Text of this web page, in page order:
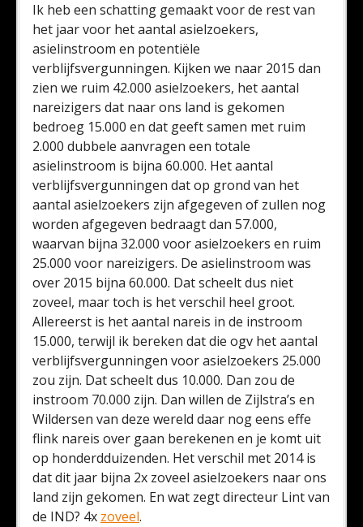
Ik heb een schatting gemaakt voor de rest van
het jaar voor het aantal asielzoekers,
asielinstroom en potentiële
verblijfsvergunningen. Kijken we naar 2015 dan
zien we ruim 42.000 asielzoekers, het aantal
nareizigers dat naar ons land is gekomen
bedroeg 15.000 en dat geeft samen met ruim
2.000 dubbele aanvragen een totale
asielinstroom is bijna 60.000. Het aantal
verblijfsvergunningen dat op grond van het
aantal asielzoekers zijn afgegeven of zullen nog
worden afgegeven bedraagt dan 57.000,
waarvan bijna 32.000 voor asielzoekers en ruim
25.000 voor nareizigers. De asielinstroom was
over 2015 bijna 60.000. Dat scheelt dus niet
zoveel, maar toch is het verschil heel groot.
Allereerst is het aantal nareis in de instroom
15.000, terwijl ik bereken dat die ogv het aantal
verblijfsvergunningen voor asielzoekers 25.000
zou zijn. Dat scheelt dus 10.000. Dan zou de
instroom 70.000 zijn. Dan willen de Zijlstra’s en
Wildersen van deze wereld daar nog eens effe
flink nareis over gaan berekenen en je komt uit
op honderdduizenden. Het verschil met 2014 is
dat dit jaar bijna 2x zoveel asielzoekers naar ons
land zijn gekomen. En wat zegt directeur Lint van
de IND? 4x zoveel.